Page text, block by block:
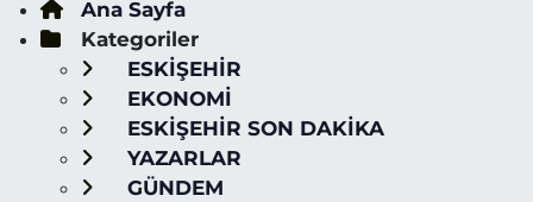
Ana Sayfa
Kategoriler
ESKİŞEHİR
EKONOMİ
ESKİŞEHİR SON DAKİKA
YAZARLAR
GÜNDEM